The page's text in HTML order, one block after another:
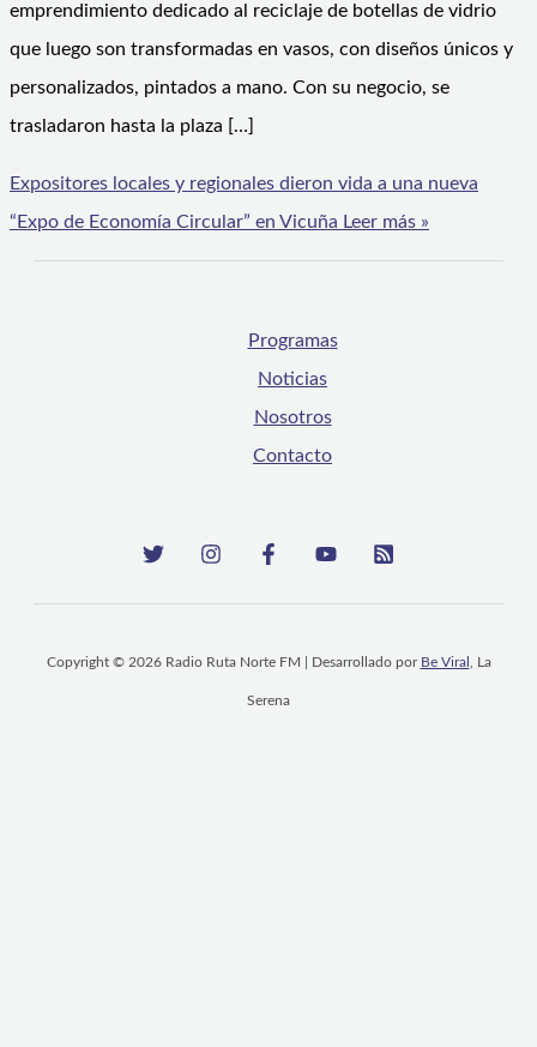
emprendimiento dedicado al reciclaje de botellas de vidrio
que luego son transformadas en vasos, con diseños únicos y
personalizados, pintados a mano. Con su negocio, se
trasladaron hasta la plaza […]
Expositores locales y regionales dieron vida a una nueva
“Expo de Economía Circular” en Vicuña Leer más »
Programas
Noticias
Nosotros
Contacto
Copyright © 2026 Radio Ruta Norte FM | Desarrollado por Be Viral , La
Serena